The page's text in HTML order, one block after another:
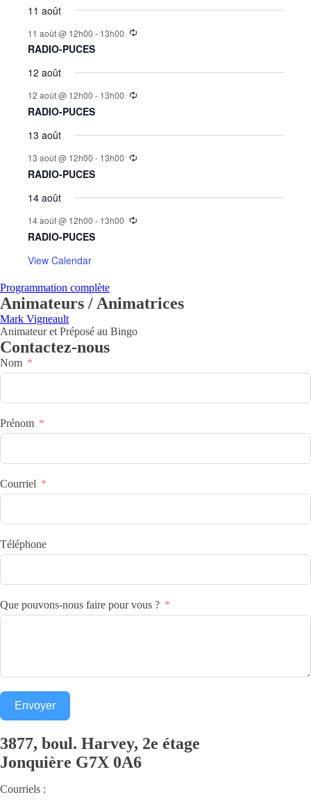
11 août
11 août @ 12h00 - 13h00
RADIO-PUCES
12 août
12 août @ 12h00 - 13h00
RADIO-PUCES
13 août
13 août @ 12h00 - 13h00
RADIO-PUCES
14 août
14 août @ 12h00 - 13h00
RADIO-PUCES
View Calendar
Programmation complète
Animateurs / Animatrices
Mark Vigneault
Animateur et Préposé au Bingo
Contactez-nous
Nom
Prénom
Courriel
Téléphone
Que pouvons-nous faire pour vous ?
Envoyer
3877, boul. Harvey, 2e étage
Jonquière G7X 0A6
Courriels :